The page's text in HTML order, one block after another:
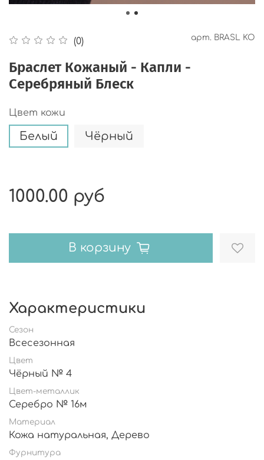
(0) арт. BRASL KO
Браслет Кожаный - Капли -
Серебряный Блеск
Цвет кожи
Белый Чёрный
1000.00 руб
В корзину
Характеристики
Сезон
Всесезонная
Цвет
Чёрный № 4
Цвет-металлик
Серебро № 16м
Материал
Кожа натуральная, Дерево
Фурнитура